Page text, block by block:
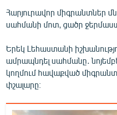
ՏԵՍԱՆՅՈՒԹԵՐ
ՁԳՏԵԼՈՎ ԼԱՎԱԳՈՒՅՆԻՆ
ՓՈԴՔԱՍԹ
Հայերեն
Հարյուրավոր միգրանտներ
սահմանի մոտ, ցածր
Երեկ Լեհաստանի
ամրապնդել սահմանը․
կողմում հավաքված
փշալարը։